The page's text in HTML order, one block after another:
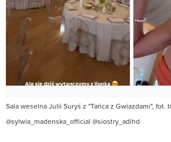
Sala weselna Julii Suryś z "Tańca z Gwiazdami", fot.
@sylwia_madenska_official @siostry_adihd